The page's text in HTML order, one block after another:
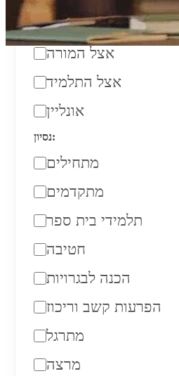
מקום מפגש:
אצל המורה
אצל התלמיד
אונליין
נסיון:
מתחילים
מתקדמים
תלמידי בית ספר
חטיבה
הכנה לבגרויות
הפרעות קשב וריכוז
מתרגל
מרצה